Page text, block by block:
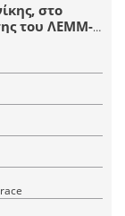
στο
του ΛΕΜΜ-